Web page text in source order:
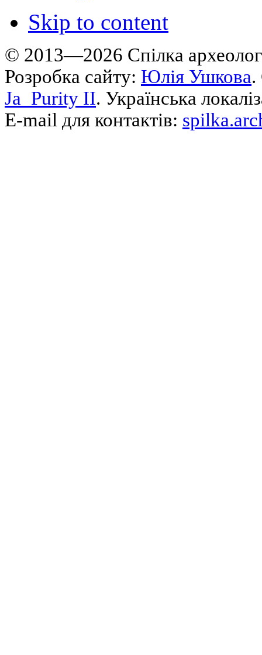
Skip to content
© 2013—2026 Cпілка
Розробка сайту: Юлія Ушкова.
Ja_Purity II. Українська
E-mail для контактів: